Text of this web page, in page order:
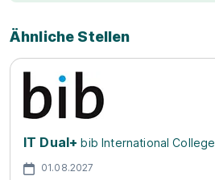
Ähnliche Stellen
IT Dual+ bib International College
01.08.2027